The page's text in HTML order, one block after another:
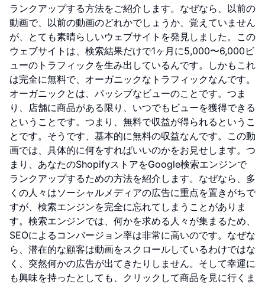
ランクアップする方法をご紹介します。なぜなら、以前の
動画で、以前の動画のどれかでしょうか、覚えていません
が、とても素晴らしいウェブサイトを発見しました。この
ウェブサイトは、検索結果だけで1ヶ月に5,000〜6,000ビ
ューのトラフィックを生み出しているんです。しかもこれ
は完全に無料で、オーガニックなトラフィックなんです。
オーガニックとは、パッシブなビューのことです。つま
り、店舗に商品がある限り、いつでもビューを獲得できる
ということです。つまり、無料で収益が得られるというこ
とです。そうです、基本的に無料の収益なんです。この動
画では、具体的に何をすればいいのかをお見せします。つ
まり、あなたのShopifyストアをGoogle検索エンジンで
ランクアップするための方法を紹介します。なぜなら、多
くの人々はソーシャルメディアの広告に重点を置きがちで
すが、検索エンジンを完全に忘れてしまうことがありま
す。検索エンジンでは、何かを求める人々が集まるため、
SEOによるコンバージョン率は非常に高いのです。なぜな
ら、潜在的な顧客は動画をスクロールしているわけではな
く、突然何かの広告が出てきたりしません。そして幸運に
も興味を持ったとしても、クリックして商品を見に行くま